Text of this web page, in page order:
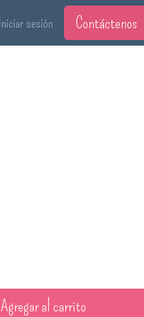
Iniciar sesión Contáctenos
Agregar al carrito